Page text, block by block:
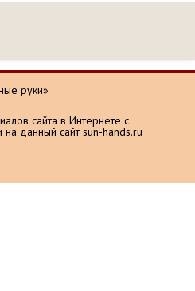
руки»
сайта в Интернете с
данный сайт sun-hands.ru